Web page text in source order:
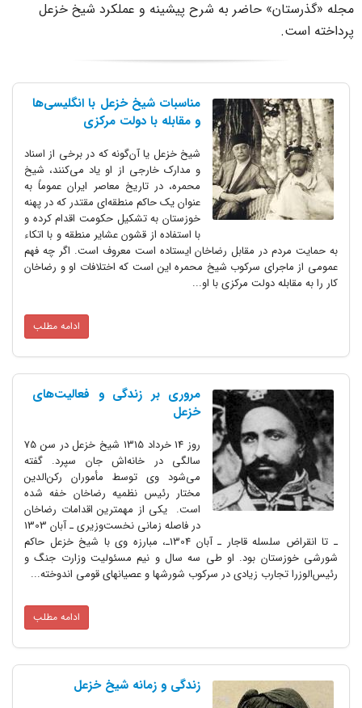
«گذرستان» حاضر به شرح پیشینه و عملکرد شیخ خزعل
است.
مناسبات شیخ خزعل با انگلیسی‌ها
و مقابله با دولت مرکزی
شیخ خزعل یا آن‌گونه که در برخی از اسناد
و مدارک خارجی از او یاد می‌کنند، شیخ
محمره، در تاریخ معاصر ایران عموماً به
عنوان یک حاکم منطقه‌ای مقتدر که در پهنه
خوزستان به تشکیل حکومت اقدام کرده و
با استفاده از قشون عشایر منطقه و با اتکاء
به حمایت مردم در مقابل رضاخان ایستاده است معروف است. اگر چه فهم
عمومی از ماجرای سرکوب شیخ محمره این است که اختلافات او و رضاخان
کار را به مقابله دولت مرکزی با او...
ادامه مطلب
مروری بر زندگی و فعالیت‌های
خزعل
روز 14 خرداد 1315 شیخ خزعل در سن 75
سالگی در خانه‌اش جان سپرد. گفته
می‌شود وی توسط مأموران رکن‌الدین
مختار رئیس نظمیه رضاخان خفه شده
است. یکی از مهمترین اقدامات رضاخان
در فاصله زمانی نخست‌وزیری ـ آبان 1303
ـ تا انقراض سلسله قاجار ـ آبان 1304ـ، مبارزه وی با شیخ خزعل حاکم
شورشی خوزستان بود. او طی سه سال و نیم مسئولیت وزارت جنگ و
رئیس‌الوزرا تجارب زیادی در سرکوب شورشها و عصیانهای قومی اندوخته...
ادامه مطلب
زندگی و زمانه شیخ خزعل